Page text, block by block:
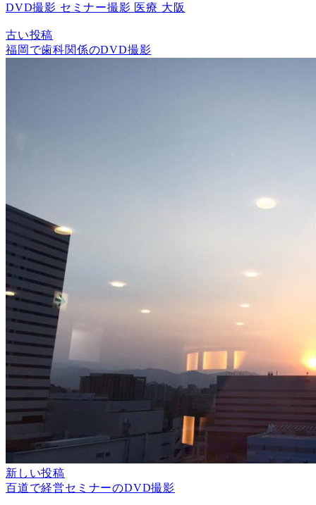
DVD撮影 セミナー撮影 医療 大阪
古い投稿
福岡で歯科関係のDVD撮影
新しい投稿
百道で経営セミナーのDVD撮影